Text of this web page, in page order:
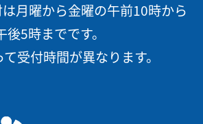
月曜から金曜の午前10時から
後5時までです。
受付時間が異なります。